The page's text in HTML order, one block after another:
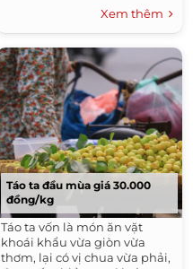
Xem thêm
Táo ta đầu mùa giá 30.000
đồng/kg
Táo ta vốn là món ăn vặt
khoái khẩu vừa giòn vừa
thơm, lại có vị chua vừa phải,